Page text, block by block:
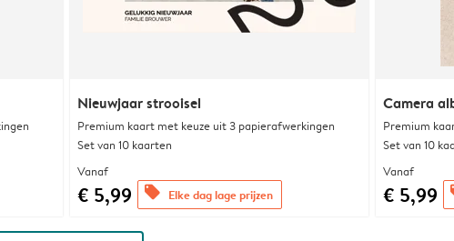
Nieuwjaar strooisel
Premium kaart met keuze uit 3 papierafwerkingen
Set van 10 kaarten
Vanaf
€ 5,99 offers Elke dag lage prijzen
Camera
Premium
Set van 10
Vanaf
€ 5,99